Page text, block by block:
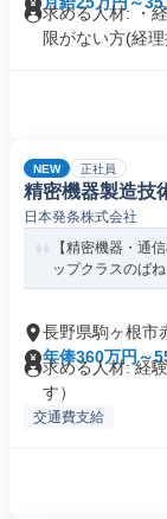
求める人材: ・
限がない方(経理
NEW 正社員
精密機器製造
日本発条株式会社
【精密機器・通
ップクラスのば
長野県駒ヶ根市
年俸360万円～
求める人材: 経
す）
交通費支給